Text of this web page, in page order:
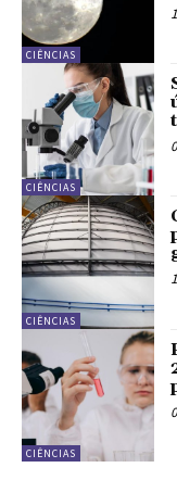
CIÊNCIAS
CIÊNCIAS
CIÊNCIAS
CIÊNCIAS